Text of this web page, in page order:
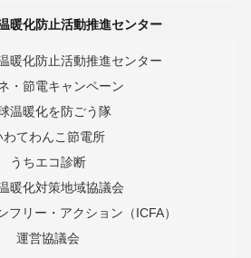
暖化防止活動推進センター
暖化防止活動推進センター
・節電キャンペーン
温暖化を防ごう隊
わてわんこ節電所
うちエコ診断
暖化対策地域協議会
フリー・アクション（ICFA）
運営協議会